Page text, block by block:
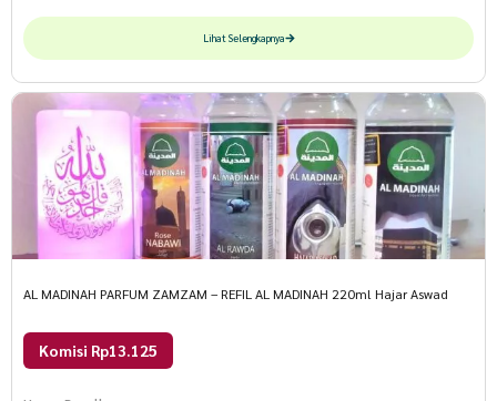
Lihat Selengkapnya
AL MADINAH PARFUM ZAMZAM – REFIL AL MADINAH 220ml Hajar Aswad
Komisi Rp13.125